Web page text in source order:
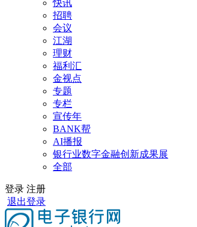
快讯
招聘
会议
江湖
理财
福利汇
金视点
专题
专栏
宣传年
BANK帮
AI播报
银行业数字金融创新成果展
全部
登录 注册
退出登录